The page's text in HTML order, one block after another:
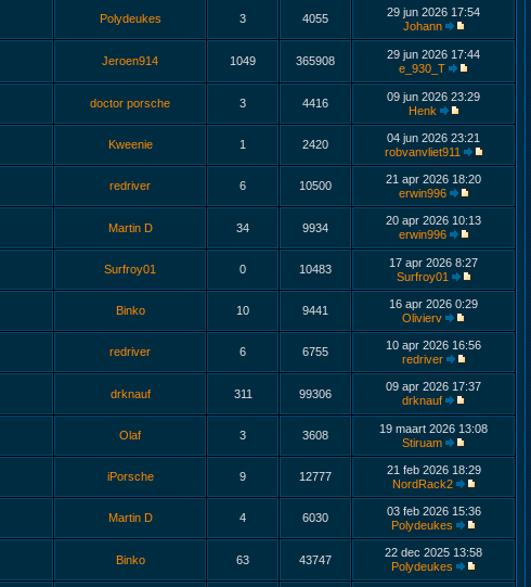
Polydeukes 3 4055
29 jun 2026 17:54
Johann
Jeroen914 1049 365908
29 jun 2026 17:44
e_930_T
doctor porsche 3 4416
09 jun 2026 23:29
Henk
Kweenie 1 2420
04 jun 2026 23:21
robvanvliet911
redriver 6 10500
21 apr 2026 18:20
erwin996
Martin D 34 9934
20 apr 2026 10:13
erwin996
Surfroy01 0 10483
17 apr 2026 8:27
Surfroy01
Binko 10 9441
16 apr 2026 0:29
Olivierv
redriver 6 6755
10 apr 2026 16:56
redriver
drknauf 311 99306
09 apr 2026 17:37
drknauf
Olaf 3 3608
19 maart 2026 13:08
Stiruam
iPorsche 9 12777
21 feb 2026 18:29
NordRack2
Martin D 4 6030
03 feb 2026 15:36
Polydeukes
Binko 63 43747
22 dec 2025 13:58
Polydeukes